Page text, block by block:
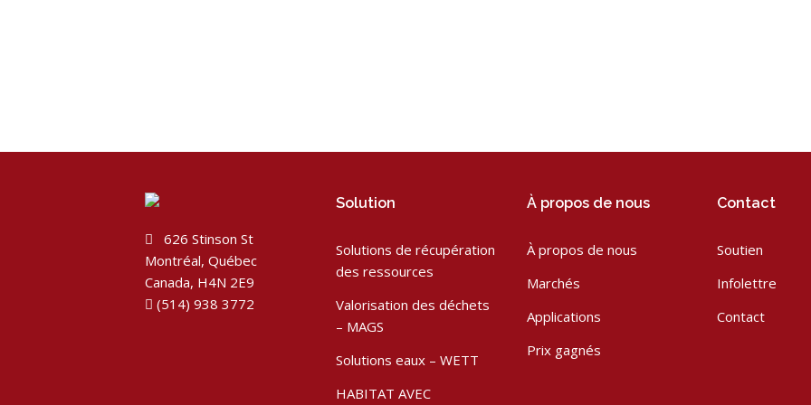
626 Stinson St
Montréal, Québec
Canada, H4N 2E9
(514) 938 3772
Solution
Solutions de récupération
des ressources
Valorisation des déchets
– MAGS
Solutions eaux – WETT
HABITAT AVEC
À propos de nous
À propos de nous
Marchés
Applications
Prix gagnés
Contact
Soutien
Infolettre
Contact